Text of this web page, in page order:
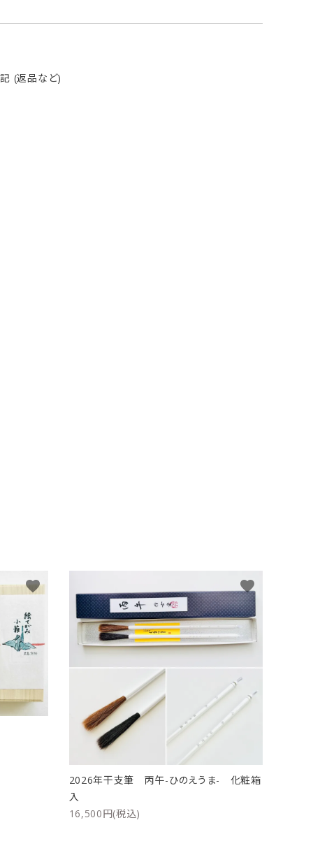
(返品など)
favorite
2026年干支筆 丙午-ひのえうま- 化粧箱
入
16,500円(税込)
favorite